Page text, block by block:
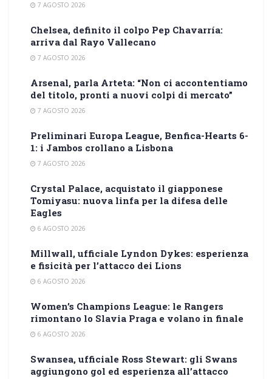
7 AGOSTO 2026
Chelsea, definito il colpo Pep Chavarría:
arriva dal Rayo Vallecano
7 AGOSTO 2026
Arsenal, parla Arteta: “Non ci accontentiamo
del titolo, pronti a nuovi colpi di mercato”
7 AGOSTO 2026
Preliminari Europa League, Benfica-Hearts 6-
1: i Jambos crollano a Lisbona
7 AGOSTO 2026
Crystal Palace, acquistato il giapponese
Tomiyasu: nuova linfa per la difesa delle
Eagles
6 AGOSTO 2026
Millwall, ufficiale Lyndon Dykes: esperienza
e fisicità per l’attacco dei Lions
6 AGOSTO 2026
Women’s Champions League: le Rangers
rimontano lo Slavia Praga e volano in finale
6 AGOSTO 2026
Swansea, ufficiale Ross Stewart: gli Swans
aggiungono gol ed esperienza all’attacco